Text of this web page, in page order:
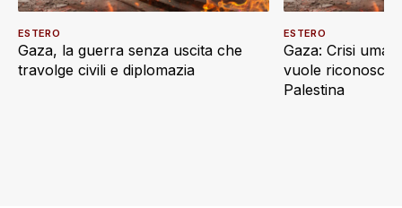
Gaza, la guerra senza uscita che
travolge civili e diplomazia
ESTERO
Gaza: Crisi
vuole
Palestina
ESTERO